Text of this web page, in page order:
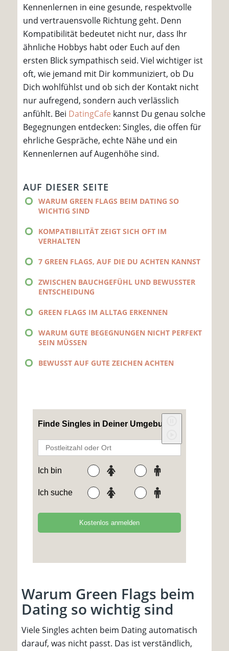
Kennenlernen in eine gesunde, respektvolle
und vertrauensvolle Richtung geht. Denn
Kompatibilität bedeutet nicht nur, dass Ihr
ähnliche Hobbys habt oder Euch auf den
ersten Blick sympathisch seid. Viel wichtiger ist
oft, wie jemand mit Dir kommuniziert, ob Du
Dich wohlfühlst und ob sich der Kontakt nicht
nur aufregend, sondern auch verlässlich
anfühlt. Bei DatingCafe kannst Du genau solche
Begegnungen entdecken: Singles, die offen für
ehrliche Gespräche, echte Nähe und ein
Kennenlernen auf Augenhöhe sind.
AUF DIESER SEITE
WARUM GREEN FLAGS BEIM DATING SO
WICHTIG SIND
KOMPATIBILITÄT ZEIGT SICH OFT IM
VERHALTEN
7 GREEN FLAGS, AUF DIE DU ACHTEN KANNST
ZWISCHEN BAUCHGEFÜHL UND BEWUSSTER
ENTSCHEIDUNG
GREEN FLAGS IM ALLTAG ERKENNEN
WARUM GUTE BEGEGNUNGEN NICHT PERFEKT
SEIN MÜSSEN
BEWUSST AUF GUTE ZEICHEN ACHTEN
Warum Green Flags beim
Dating so wichtig sind
Viele Singles achten beim Dating automatisch
darauf, was nicht passt. Das ist verständlich,